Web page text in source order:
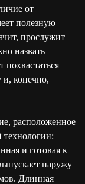
от
полезную
прослужит
назвать
и, конечно,
расположенное
технологии:
и готовая к
наружу
Длинная